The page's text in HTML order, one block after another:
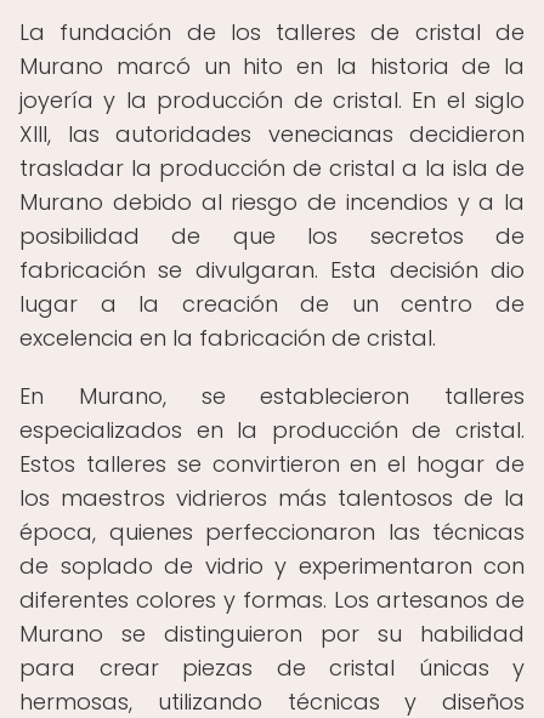
La fundación de los talleres de cristal de
Murano marcó un hito en la historia de la
joyería y la producción de cristal. En el siglo
XIII, las autoridades venecianas decidieron
trasladar la producción de cristal a la isla de
Murano debido al riesgo de incendios y a la
posibilidad de que los secretos de
fabricación se divulgaran. Esta decisión dio
lugar a la creación de un centro de
excelencia en la fabricación de cristal.
En Murano, se establecieron talleres
especializados en la producción de cristal.
Estos talleres se convirtieron en el hogar de
los maestros vidrieros más talentosos de la
época, quienes perfeccionaron las técnicas
de soplado de vidrio y experimentaron con
diferentes colores y formas. Los artesanos de
Murano se distinguieron por su habilidad
para crear piezas de cristal únicas y
hermosas, utilizando técnicas y diseños